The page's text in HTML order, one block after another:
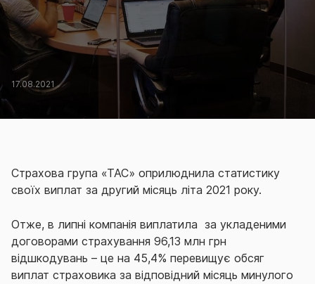
17.08.2021
Страхова група «ТАС» оприлюднила статистику
своїх виплат за другий місяць літа 2021 року.
Отже, в липні компанія виплатила за укладеними
договорами страхування 96,13 млн грн
відшкодувань – це на 45,4% перевищує обсяг
виплат страховика за відповідний місяць минулого